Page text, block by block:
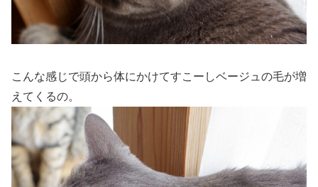
こんな感じで頭から体にかけてすこーしベージュの毛が増
えてくるの。